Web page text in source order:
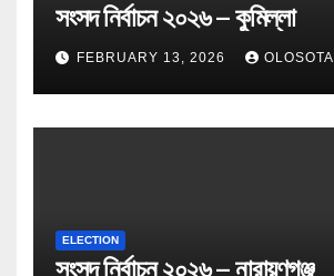
সংসদ নির্বাচন ২০২৬ – কুমিল্লা
FEBRUARY 13, 2026 OLOSOTA
ELECTION
সংসদ নির্বাচন ২০২৬ – নারায়ণগঞ্জ